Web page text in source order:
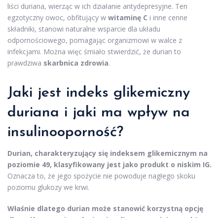
liści duriana, wierząc w ich działanie antydepresyjne. Ten
egzotyczny owoc, obfitujący w witaminę C i inne cenne
składniki, stanowi naturalne wsparcie dla układu
odpornościowego, pomagając organizmowi w walce z
infekcjami. Można więc śmiało stwierdzić, że durian to
prawdziwa skarbnica zdrowia.
Jaki jest indeks glikemiczny
duriana i jaki ma wpływ na
insulinooporność?
Durian, charakteryzujący się indeksem glikemicznym na
poziomie 49, klasyfikowany jest jako produkt o niskim IG.
Oznacza to, że jego spożycie nie powoduje nagłego skoku
poziomu glukozy we krwi.
Właśnie dlatego durian może stanowić korzystną opcję